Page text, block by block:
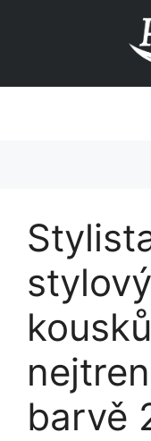
barvě